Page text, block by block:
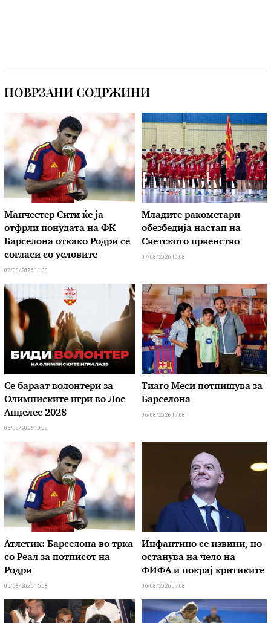
ПОВРЗАНИ СОДРЖИНИ
Манчестер Сити ќе ја
отфрли понудата на ФК
Барселона откако Родри се
согласи со условите
07/08/2026 11:08
Младите ракометари
обезбедија настап на
Светското првенство
07/08/2026 10:08
Се бараат волонтери за
Олимписките игри во Лос
Анџелес 2028
06/08/2026 19:08
Тиаго Меси потпишува за
Барселона
06/08/2026 17:08
Атлетик: Барселона во трка
со Реал за потписот на
Родри
06/08/2026 15:08
Инфантино се извини, но
останува на чело на
ФИФА и покрај критиките
06/08/2026 07:08